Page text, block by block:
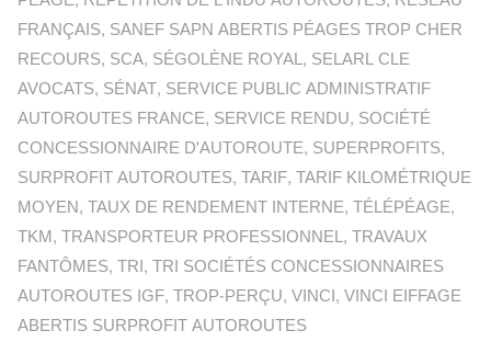
FRANÇAIS, SANEF SAPN ABERTIS PÉAGES TROP CHER
RECOURS, SCA, SÉGOLÈNE ROYAL, SELARL CLE
AVOCATS, SÉNAT, SERVICE PUBLIC ADMINISTRATIF
AUTOROUTES FRANCE, SERVICE RENDU, SOCIÉTÉ
CONCESSIONNAIRE D'AUTOROUTE, SUPERPROFITS,
SURPROFIT AUTOROUTES,TARIF,TARIF KILOMÉTRIQUE
MOYEN,TAUX DE RENDEMENT INTERNE,TÉLÉPÉAGE,
TKM,TRANSPORTEUR PROFESSIONNEL,TRAVAUX
FANTÔMES,TRI,TRI SOCIÉTÉS CONCESSIONNAIRES
AUTOROUTES IGF,TROP-PERÇU,VINCI,VINCI EIFFAGE
ABERTIS SURPROFIT AUTOROUTES